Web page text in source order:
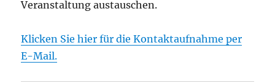
Veranstaltung austauschen.
Klicken Sie hier für die Kontaktaufnahme per
E-Mail.